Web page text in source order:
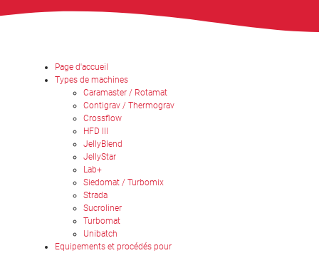
Page d'accueil
Types de machines
Caramaster / Rotamat
Contigrav / Thermograv
Crossflow
HFD III
JellyBlend
JellyStar
Lab+
Siedomat / Turbomix
Strada
Sucroliner
Turbomat
Unibatch
Equipements et procédés pour